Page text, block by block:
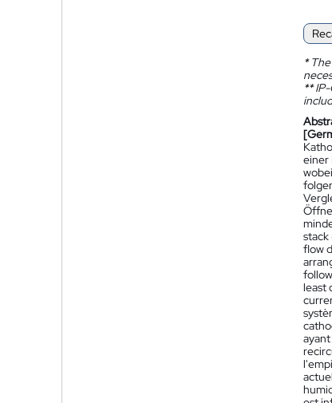
*The
**IP-
einer
stack
flow
least